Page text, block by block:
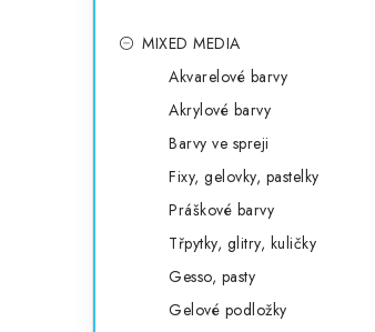
MIXED MEDIA
Akvarelové barvy
Akrylové barvy
Barvy ve spreji
Fixy, gelovky, pastelky
Práškové barvy
Třpytky, glitry, kuličky
Gesso, pasty
Gelové podložky